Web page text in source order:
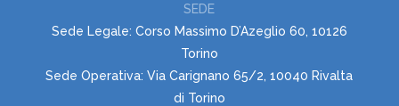
SEDE
Sede Legale: Corso Massimo D’Azeglio 60, 10126
Torino
Sede Operativa: Via Carignano 65/2, 10040 Rivalta
di Torino